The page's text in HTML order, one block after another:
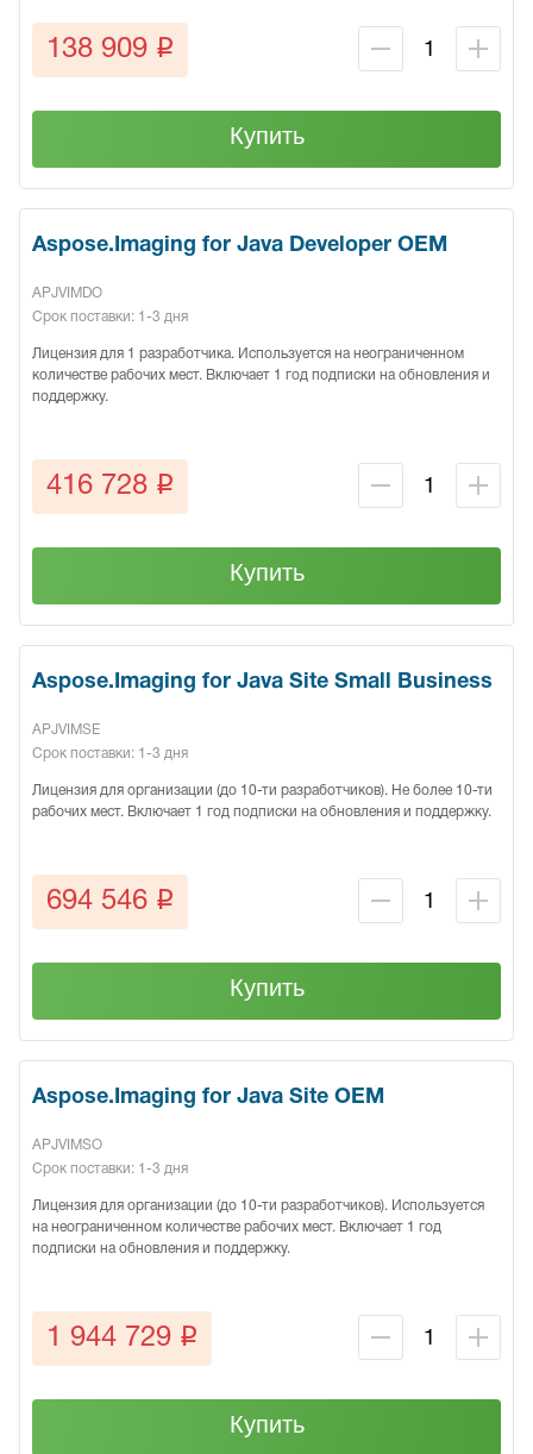
138 909 q
Купить
Aspose.Imaging for Java Developer OEM
APJVIMDO
Срок поставки: 1-3 дня
Лицензия для 1 разработчика. Используется на неограниченном
количестве рабочих мест. Включает 1 год подписки на обновления и
поддержку.
416 728 q
Купить
Aspose.Imaging for Java Site Small Business
APJVIMSE
Срок поставки: 1-3 дня
Лицензия для организации (до 10-ти разработчиков). Не более 10-ти
рабочих мест. Включает 1 год подписки на обновления и поддержку.
694 546 q
Купить
Aspose.Imaging for Java Site OEM
APJVIMSO
Срок поставки: 1-3 дня
Лицензия для организации (до 10-ти разработчиков). Используется
на неограниченном количестве рабочих мест. Включает 1 год
подписки на обновления и поддержку.
1 944 729 q
Купить